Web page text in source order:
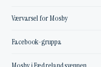
Værvarsel for Mosby
Facebook-gruppa